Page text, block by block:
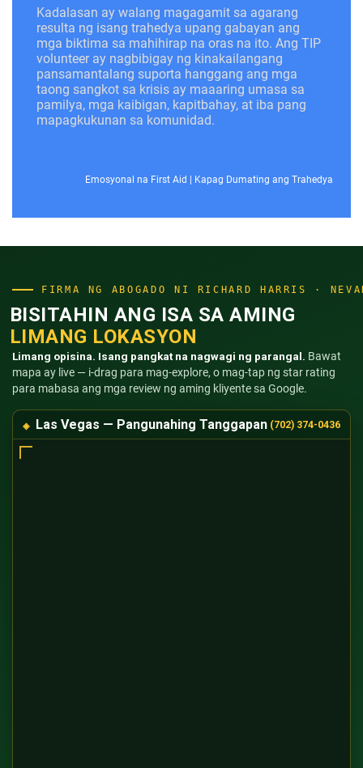
Kadalasan ay walang magagamit sa agarang
resulta ng isang trahedya upang gabayan ang
mga biktima sa mahihirap na oras na ito. Ang TIP
volunteer ay nagbibigay ng kinakailangang
pansamantalang suporta hanggang ang mga
taong sangkot sa krisis ay maaaring umasa sa
pamilya, mga kaibigan, kapitbahay, at iba pang
mapagkukunan sa komunidad.
Emosyonal na First Aid | Kapag Dumating ang Trahedya
FIRMA NG ABOGADO NI RICHARD HARRIS ·
BISITAHIN ANG ISA SA AMING
LIMANG LOKASYON
Limang opisina. Isang pangkat na nagwagi ng parangal. Bawat
mapa ay live — i-drag para mag-explore, o mag-tap ng star rating
para mabasa ang mga review ng aming kliyente sa Google.
Las Vegas — Pangunahing Tanggapan (702) 374-0436